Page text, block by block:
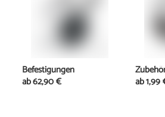
Befestigungen
ab62,90 €
ab1,99